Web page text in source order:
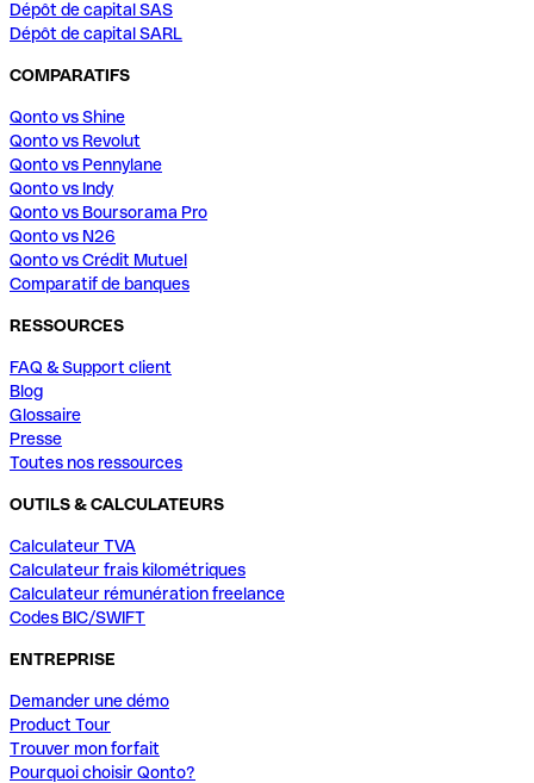
Dépôt de capital SAS
Dépôt de capital SARL
COMPARATIFS
Qonto vs Shine
Qonto vs Revolut
Qonto vs Pennylane
Qonto vs Indy
Qonto vs Boursorama Pro
Qonto vs N26
Qonto vs Crédit Mutuel
Comparatif de banques
RESSOURCES
FAQ & Support client
Blog
Glossaire
Presse
Toutes nos ressources
OUTILS & CALCULATEURS
Calculateur TVA
Calculateur frais kilométriques
Calculateur rémunération freelance
Codes BIC/SWIFT
ENTREPRISE
Demander une démo
Product Tour
Trouver mon forfait
Pourquoi choisir Qonto?